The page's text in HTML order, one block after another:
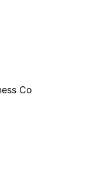
Co